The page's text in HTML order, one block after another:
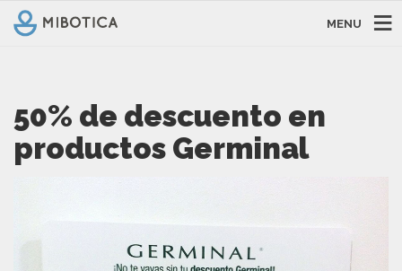
MENU
50% de descuento en
productos Germinal